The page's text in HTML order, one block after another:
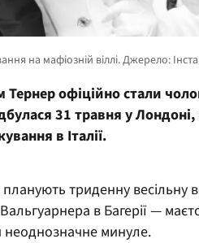
офіційно стали
31 травня у Лондоні,
в Італії.
триденну весільну
в Багерії —
неоднозначне минуле.